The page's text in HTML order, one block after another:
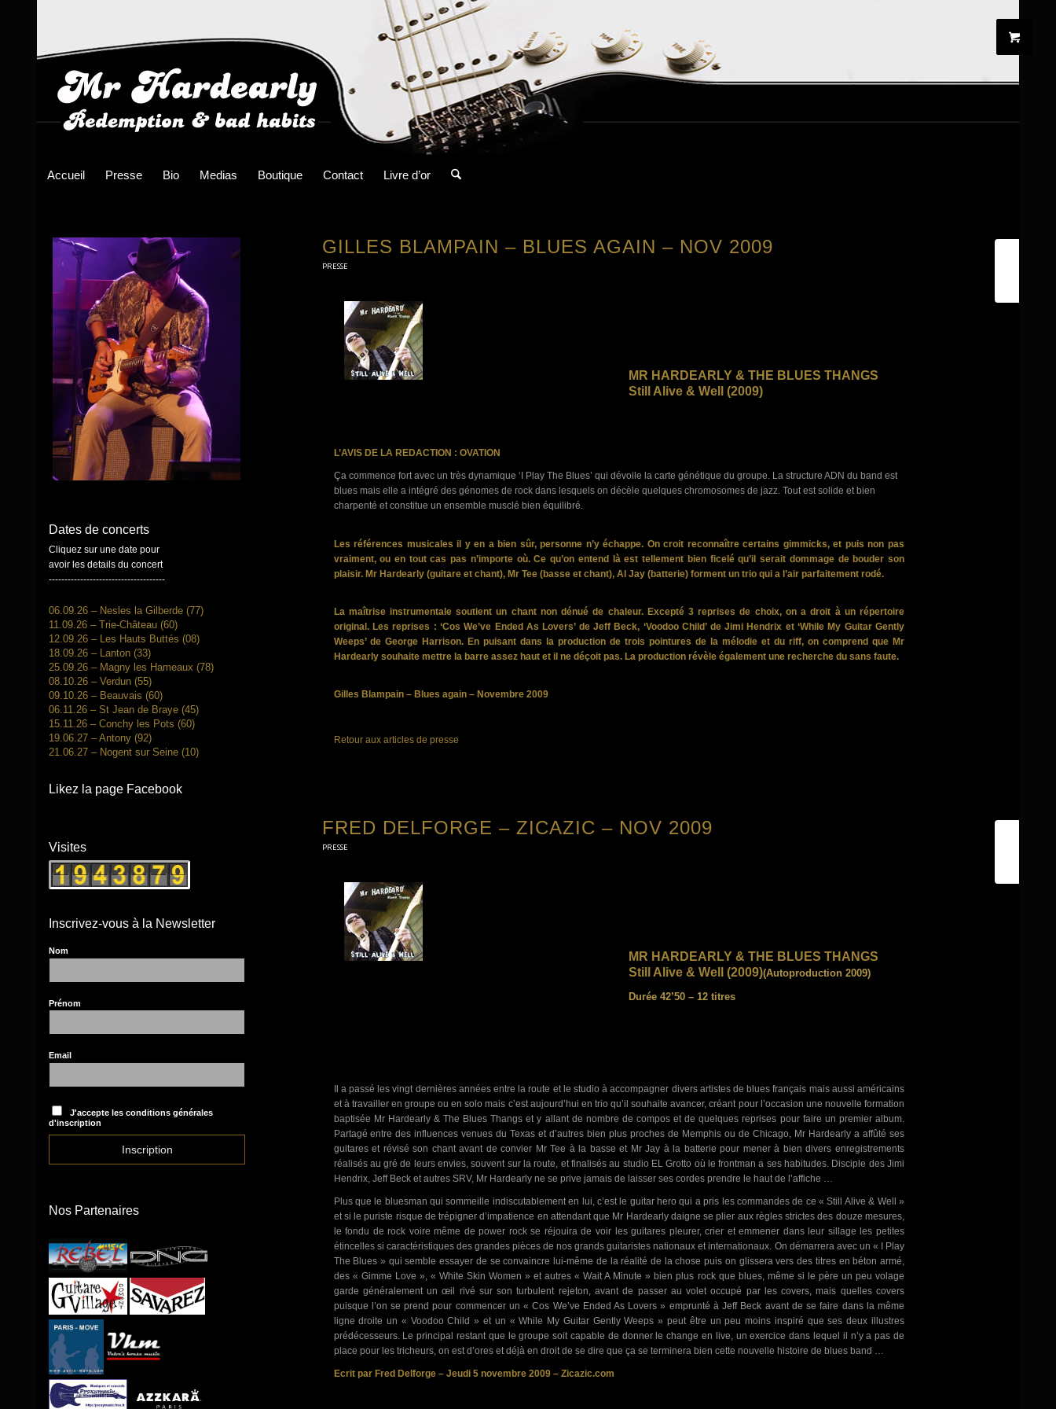
Accueil Presse Bio Medias Boutique Contact Livre d’or
GILLES BLAMPAIN – BLUES AGAIN – NOV 2009
PRESSE
MR HARDEARLY & THE BLUES THANGS
Still Alive & Well (2009)
L’AVIS DE LA REDACTION : OVATION
Ça commence fort avec un très dynamique ‘I Play The Blues’ qui dévoile la carte génétique du groupe. La structure ADN du band est
blues mais elle a intégré des génomes de rock dans lesquels on décèle quelques chromosomes de jazz. Tout est solide et bien
charpenté et constitue un ensemble musclé bien équilibré.
Les références musicales il y en a bien sûr, personne n’y échappe. On croit reconnaître certains gimmicks, et puis non pas
vraiment, ou en tout cas pas n’importe où. Ce qu’on entend là est tellement bien ficelé qu’il serait dommage de bouder son
plaisir. Mr Hardearly (guitare et chant), Mr Tee (basse et chant), Al Jay (batterie) forment un trio qui a l’air parfaitement rodé.
La maîtrise instrumentale soutient un chant non dénué de chaleur. Excepté 3 reprises de choix, on a droit à un répertoire
original. Les reprises : ‘Cos We’ve Ended As Lovers’ de Jeff Beck, ‘Voodoo Child’ de Jimi Hendrix et ‘While My Guitar Gently
Weeps’ de George Harrison. En puisant dans la production de trois pointures de la mélodie et du riff, on comprend que Mr
Hardearly souhaite mettre la barre assez haut et il ne déçoit pas. La production révèle également une recherche du sans faute.
Gilles Blampain – Blues again – Novembre 2009
Retour aux articles de presse
FRED DELFORGE – ZICAZIC – NOV 2009
PRESSE
MR HARDEARLY & THE BLUES THANGS
Still Alive & Well (2009)(Autoproduction 2009)
Durée 42’50 – 12 titres
Il a passé les vingt dernières années entre la route et le studio à accompagner divers artistes de blues français mais aussi américains
et à travailler en groupe ou en solo mais c’est aujourd’hui en trio qu’il souhaite avancer, créant pour l’occasion une nouvelle formation
baptisée Mr Hardearly & The Blues Thangs et y allant de nombre de compos et de quelques reprises pour faire un premier album.
Partagé entre des influences venues du Texas et d’autres bien plus proches de Memphis ou de Chicago, Mr Hardearly a affûté ses
guitares et révisé son chant avant de convier Mr Tee à la basse et Mr Jay à la batterie pour mener à bien divers enregistrements
réalisés au gré de leurs envies, souvent sur la route, et finalisés au studio EL Grotto où le frontman a ses habitudes. Disciple des Jimi
Hendrix, Jeff Beck et autres SRV, Mr Hardearly ne se prive jamais de laisser ses cordes prendre le haut de l’affiche …
Plus que le bluesman qui sommeille indiscutablement en lui, c’est le guitar hero qui a pris les commandes de ce « Still Alive & Well »
et si le puriste risque de trépigner d’impatience en attendant que Mr Hardearly daigne se plier aux règles strictes des douze mesures,
le fondu de rock voire même de power rock se réjouira de voir les guitares pleurer, crier et emmener dans leur sillage les petites
étincelles si caractéristiques des grandes pièces de nos grands guitaristes nationaux et internationaux. On démarrera avec un « I Play
The Blues » qui semble essayer de se convaincre lui-même de la réalité de la chose puis on glissera vers des titres en béton armé,
des « Gimme Love », « White Skin Women » et autres « Wait A Minute » bien plus rock que blues, même si le père un peu volage
garde généralement un œil rivé sur son turbulent rejeton, avant de passer au volet occupé par les covers, mais quelles covers
puisque l’on se prend pour commencer un « Cos We’ve Ended As Lovers » emprunté à Jeff Beck avant de se faire dans la même
ligne droite un « Voodoo Child » et un « While My Guitar Gently Weeps » peut être un peu moins inspiré que ses deux illustres
prédécesseurs. Le principal restant que le groupe soit capable de donner le change en live, un exercice dans lequel il n’y a pas de
place pour les tricheurs, on est d’ores et déjà en droit de se dire que ça se terminera bien cette nouvelle histoire de blues band …
Ecrit par Fred Delforge – Jeudi 5 novembre 2009 – Zicazic.com
Dates de concerts
Cliquez sur une date pour
avoir les details du concert
-------------------------------------
06.09.26 – Nesles la Gilberde (77)
11.09.26 – Trie-Château (60)
12.09.26 – Les Hauts Buttés (08)
18.09.26 – Lanton (33)
25.09.26 – Magny les Hameaux (78)
08.10.26 – Verdun (55)
09.10.26 – Beauvais (60)
06.11.26 – St Jean de Braye (45)
15.11.26 – Conchy les Pots (60)
19.06.27 – Antony (92)
21.06.27 – Nogent sur Seine (10)
Likez la page Facebook
Visites
Inscrivez-vous à la Newsletter
Nom
Prénom
Email
J'accepte les conditions générales
d'inscription
Nos Partenaires